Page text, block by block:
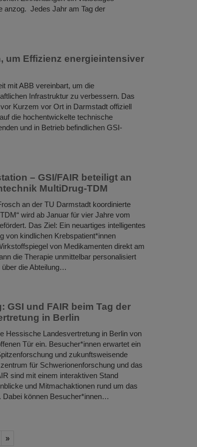
anzog. Jedes Jahr am Tag der
um Effizienz energieintensiver
mit ABB vereinbart, um die
Infrastruktur zu verbessern. Das
Kurzem vor Ort in Darmstadt offiziell
die hochentwickelte technische
und in Betrieb befindlichen GSI-
– GSI/FAIR beteiligt an
MultiDrug-TDM
an der TU Darmstadt koordinierte
wird ab Januar für vier Jahre vom
Das Ziel: Ein neuartiges intelligentes
von kindlichen Krebspatient*innen
von Medikamenten direkt am
die Therapie unmittelbar personalisiert
die Abteilung…
und FAIR beim Tag der
in Berlin
Hessische Landesvertretung in Berlin von
Tür ein. Besucher*innen erwartet ein
und zukunftsweisende
für Schwerionenforschung und das
sind mit einem interaktiven Stand
und Mitmachaktionen rund um das
können Besucher*innen…
»